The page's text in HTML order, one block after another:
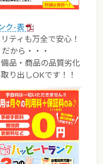
ク-表
ティも万全で安心！
から・・・
品・商品の品質劣化
り出しOKです！！